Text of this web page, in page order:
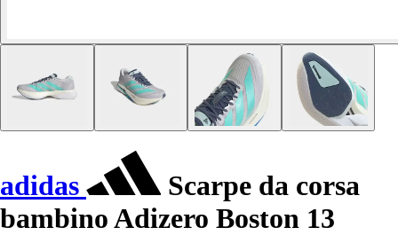
adidas
Scarpe da corsa
bambino Adizero Boston 13